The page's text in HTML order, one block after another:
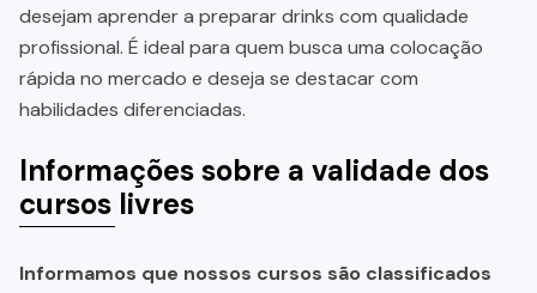
desejam aprender a preparar drinks com qualidade
profissional. É ideal para quem busca uma colocação
rápida no mercado e deseja se destacar com
habilidades diferenciadas.
Informações sobre a validade dos
cursos livres
Informamos que nossos cursos são classificados